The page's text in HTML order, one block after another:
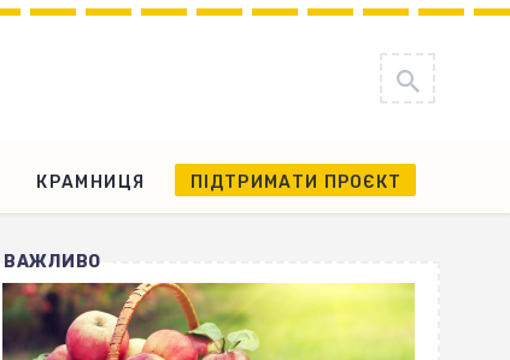
КРАМНИЦЯ ПІДТРИМАТИ ПРОЄКТ
ВАЖЛИВО